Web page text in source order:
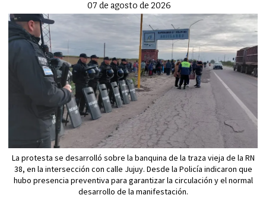
07 de agosto de 2026
La protesta se desarrolló sobre la banquina de la traza vieja de la RN
38, en la intersección con calle Jujuy. Desde la Policía indicaron que
hubo presencia preventiva para garantizar la circulación y el normal
desarrollo de la manifestación.